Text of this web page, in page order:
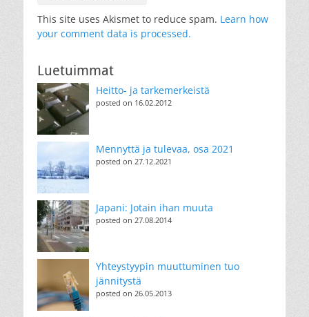
This site uses Akismet to reduce spam. Learn how
your comment data is processed.
Luetuimmat
Heitto- ja tarkemerkeistä
posted on 16.02.2012
Mennyttä ja tulevaa, osa 2021
posted on 27.12.2021
Japani: Jotain ihan muuta
posted on 27.08.2014
Yhteystyypin muuttuminen tuo
jännitystä
posted on 26.05.2013